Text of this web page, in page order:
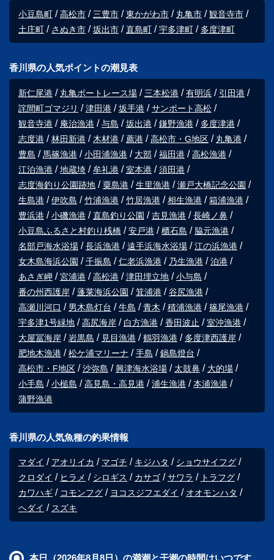
小豆島町 高松市 三豊市 東かがわ市 丸亀市
観音寺市
土庄町
さぬき市 坂出市 直島町 宇多津町 多度津町
香川県の人気ポイントの潮見表
新仁尾港 丸亀ボートレース場 三本松港 有明浜
引田港
詫間町ゴマジリ
津田港 坂手港
サンポート高松
観音寺港
庵治漁港 与島 坂出港 鎌野漁港
多度津港
志度港
林田新港 木材港 薦港 高松市・G地区
丸亀港
豊島
馬篠漁港 小田浦漁港 大部 福田港
高松漁港
江泊漁港
地蔵埼 牟礼港 室本港
須田港
志度海釣り公園跡地
粟島港 生里漁港
瀬戸大橋記念公園
生島港
伊吹島 竹浦漁港 竹居漁港 相生漁港
箱浦漁港
豊浜港
小磯漁港 直島釣り公園 吉見漁港
長崎ノ鼻
小豆島ふるさと村釣り桟橋
安戸港 櫃石島
脇元漁港
名部戸海水浴場
長浜漁港 遠手浜海水浴場
江の浜漁港
女木島海浜公園
千振島 仁老浜漁港 乃生漁港
泊港
あさぎ岬
宮浦港 高松港 津田埋立地
小与島
番の州西護岸
蓬莱海浜公園 箕浦港
谷尻漁港
高瀬川河口
男木島灯台 牛島 青木 積浦漁港
篠尾漁港
宇多津1号緑地
高尻海岸 白方漁港 香田波止
室沖漁港
大屋冨海岸
岩黒島 見目漁港 鶴羽漁港
多度津西護岸
肥地木漁港
松ケ浦マリーナ 手島
鍋島燈台
高松市・F地区
沙弥島 興津海水浴場 太鼓鼻
大的場
小手島
小槌島 高見島・高見港 浦生漁港
本浦漁港
蒲野漁港
香川県の人気魚種の釣果情報
マダイ アオリイカ マゴチ キジハタ
ショウサイフグ
クロダイ
ヒラメ シロギス カサゴ サワラ
トラフグ
カワハギ
コモンフグ ヨコスジフエダイ
オオモンハタ
ヘダイ
スズキ